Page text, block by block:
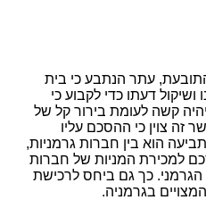
עתר הנתבע כי בית
ושיקול דעתו כדי לקבוע כי
קשה לעומת בירור קל של
זה צוין כי ההסכם עליו
הוא בין חברות גרמניות,
למכירת המניות של חברות
הגרמני. כך גם ביחס לרכישת
בגרמניה.